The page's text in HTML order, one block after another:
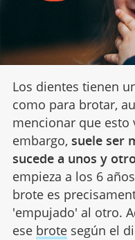
Los dientes tienen
como para brotar,
mencionar que esto
embargo, suele ser
sucede a unos y
empieza a los 6
brote es
'empujado' al otro.
ese brotesegún el